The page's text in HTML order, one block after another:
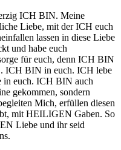
ICH BIN. Meine
Liebe, mit der ICH euch
lassen in diese Liebe
und habe euch
für euch, denn ICH BIN
ICH BIN in euch. ICH lebe
euch. ICH BIN auch
gekommen, sondern
Mich, erfüllen diesen
mit HEILIGEN Gaben. So
Liebe und ihr seid